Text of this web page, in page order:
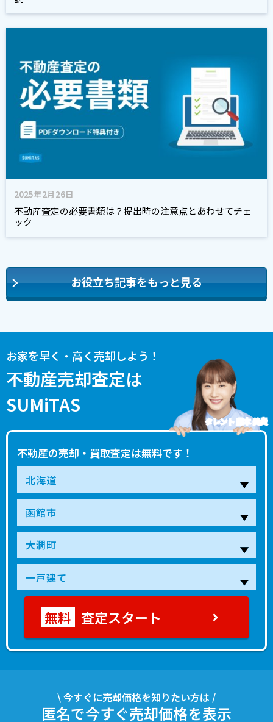
2025年2月26日
不動産査定の必要書類は？提出時の注意点とあわせてチェ
ック
お役立ち記事をもっと見る
お家を早く・高く売却しよう！
不動産売却査定は
SUMiTAS
不動産の売却・買取査定は無料です！
タレント 藤本 美貴
査定スタート
\ 今すぐに売却価格を知りたい方は /
匿名で今すぐ売却価格を表示